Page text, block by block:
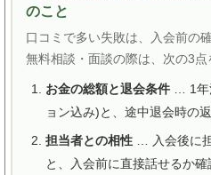
のこと
口コミで多い失敗は、入会前の
無料相談・面談の際は、次の3点
お金の総額と退会条件… 1年
ョン込み)と、途中退会時の
担当者との相性… 入会後に
と、入会前に直接話せるか確